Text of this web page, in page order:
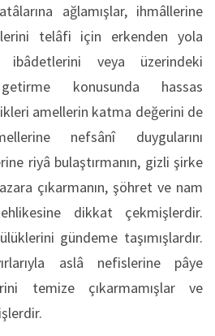
ağlamışlar, ihmâllerine
telâfi için erkenden yola
ibâdetlerini veya üzerindeki
konusunda hassas
amellerin katma değerini de
nefsânî duygularını
riyâ bulaştırmanın, gizli şirke
çıkarmanın, şöhret ve nam
dikkat çekmişlerdir.
gündeme taşımışlardır.
aslâ nefislerine pâye
temize çıkarmamışlar ve